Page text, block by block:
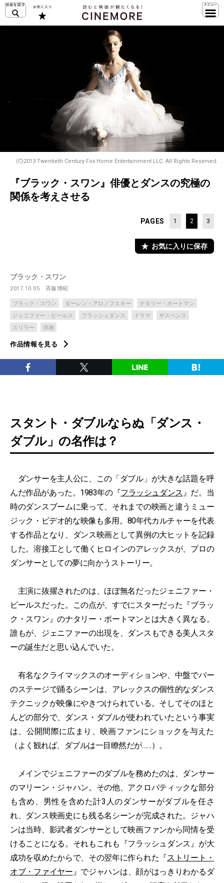
(C)2013 Twentieth Century Fox Home Entertainment LLC. All Rights Reserved.
『ブラック・スワン』俳優とダンスの究極の
関係を考えさせる
PAGES 1 2 3
お気に入りに保存
ブラック・スワン
2017.10.05 斉藤博昭
ブラック・スワン ダーレン・アロノフスキー
ナタリー・ポートマン
ジェニファー・ビールス
フラッシュダンス ドラマ
サスペンス
スリラー
洋画
作品情報を見る
スタント・ダブルならぬ「ダンス・
ダブル」の名作は？
ダンサーを主人公に、この「ダブル」が大きな話題を呼
んだ作品があった。1983年の『フラッシュダンス 』だ。当
時のダンスブームに乗って、それまでの映画と違うミュー
ジック・ビデオ的な映像も多用。80年代カルチャーを代表
する作品となり、ダンス映画として異例の大ヒットを記録
した。溶接工として働くヒロインのアレックスが、プロの
ダンサーとしての夢に向かうストーリー。
主演に抜擢されたのは、ほぼ無名だったジェニファー・
ビールスだった。この点が、すでにスターだった『ブラッ
ク・スワン』のナタリー・ポートマンとは大きく異なる。
誰もが、ジェニファーの出現を、ダンスもできる美人スタ
ーの誕生だと思い込んでいた。
有名なクライマックスのオーディションや、中盤でバー
のステージで踊るシーンは、アレックスの個性的なダンス
テクニックが映像にやきつけられている。そしてそのほと
んどの部分で、ダンス・ダブルが使われていたという事実
は、公開間際に広まり、映画ファンにショックを与えた
（よく観れば、ダブルは一目瞭然だが……）。
メインでジェニファーのダブルを務めたのは、ダンサー
のマリーン・ジャハン。その他、アクロバティックな部分
も含め、男性を含めた計3人のダンサーがダブルを任さ
れ、ダンス映画史にも残る名シーンが完成された。ジャハ
ンは当時、影武者ダンサーとして映画ファンから同情を受
けることになる。それもこれも『フラッシュダンス』が大
成功を収めたからで、その翌年に作られた『ストリート・
オブ・ファイヤー』でジャハンは、顔がはっきりわかるダ